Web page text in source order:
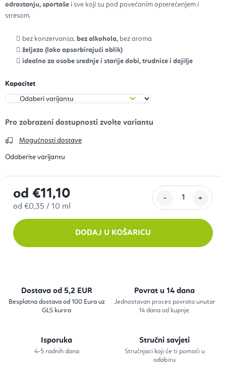
odrastanju, sportaše i sve koji su pod povećanim opterećenjem i
stresom.
bez konzervansa, bez alkohola, bez aroma
željezo (lako apsorbirajući oblik)
idealno za osobe srednje i starije dobi, trudnice i dojilje
Kapacitet
Mogućnosti dostave
od €11,10
Izračunaj cijenu:
od €0,35 / 10 ml
DODAJ U KOŠARICU
Dostava od 5,2 EUR
Besplatna dostava od 100 Eura uz
GLS kurira
Povrat u 14 dana
Jednostavan proces povrata unutar
14 dana od kupnje.
Isporuka
4-5 radnih dana
Stručni savjeti
Stručnjaci koji će ti pomoći u
odabiru